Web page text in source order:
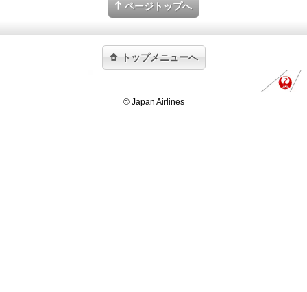
ページトップへ
トップメニューへ
© Japan Airlines